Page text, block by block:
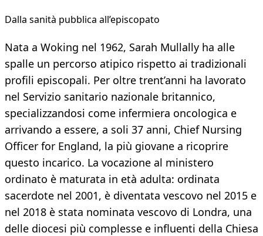
Dalla sanità pubblica all’episcopato
Nata a Woking nel 1962, Sarah Mullally ha alle
spalle un percorso atipico rispetto ai tradizionali
profili episcopali. Per oltre trent’anni ha lavorato
nel Servizio sanitario nazionale britannico,
specializzandosi come infermiera oncologica e
arrivando a essere, a soli 37 anni, Chief Nursing
Officer for England, la più giovane a ricoprire
questo incarico. La vocazione al ministero
ordinato è maturata in età adulta: ordinata
sacerdote nel 2001, è diventata vescovo nel 2015 e
nel 2018 è stata nominata vescovo di Londra, una
delle diocesi più complesse e influenti della Chiesa